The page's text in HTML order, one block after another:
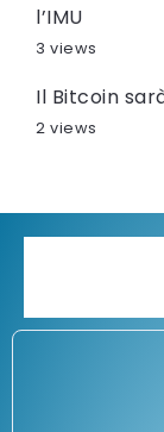
l’IMU
3 views
Il Bitcoin
2 views